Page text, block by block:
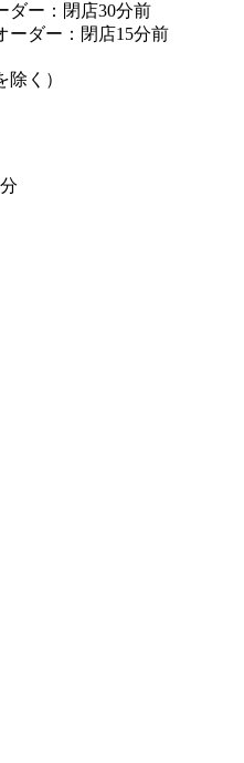
ー：閉店30分前
ダー：閉店15分前
く）